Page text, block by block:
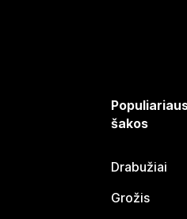
šakos
Drabužiai
Grožis